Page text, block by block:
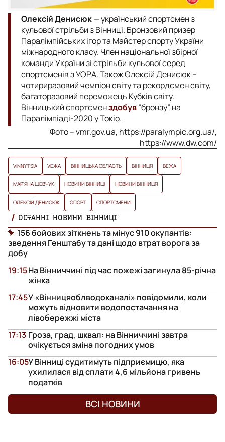
Олексій Денисюк— український спортсмен з
кульової стрільби з Вінниці. Бронзовий призер
Паралімпійських ігор та Майстер спорту України
міжнародного класу. Член національної збірної
команди України зі стрільби кульової серед
спортсменів з УОРА. Також Олексій Денисюк –
чотириразовий чемпіон світу та рекордсмен світу,
багаторазовий переможець Кубків світу.
Вінницький спортсменздобув“бронзу” на
Паралімпіаді-2020 у Токіо.
Фото – vmr.gov.ua, https://paralympic.org.ua/,
https://www.dw.com/
VINNYTSIA VЕЖА ВІННИЦЬКА ОБЛАСТЬ ВІННИЦЯ ВЕЖА
МАР'ЯНА ШЕВЧУК НОВИНИ ВІННИЦІ НОВИНИ ВІННИЦЯ
ОЛЕКСІЙ ДЕНИСЮК СПОРТ СПОРТСМЕНИ
ОСТАННІ НОВИНИ ВІННИЦІ
156 бойових зіткнень та мінус 910 окупантів:
зведення Генштабу та дані щодо втрат ворога за
добу
На Вінниччині під час пожежі загинула 85-річна
жінка
19:15
У «Вінницяоблводоканалі» повідомили, коли
можуть відновити водопостачання на
лівобережжі міста
17:45
Гроза, град, шквал: на Вінниччині завтра
очікується зміна погодних умов
17:13
У Вінниці судитимуть підприємицю, яка
ухилилася від сплати 4,6 мільйона гривень
податків
16:05
ВСІ НОВИНИ